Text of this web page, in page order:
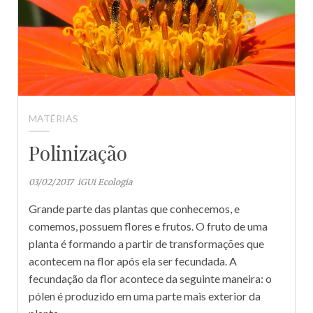
MATÉRIAS
Polinização
03/02/2017 iGUi Ecologia
Grande parte das plantas que conhecemos, e
comemos, possuem flores e frutos. O fruto de uma
planta é formando a partir de transformações que
acontecem na flor após ela ser fecundada. A
fecundação da flor acontece da seguinte maneira: o
pólen é produzido em uma parte mais exterior da